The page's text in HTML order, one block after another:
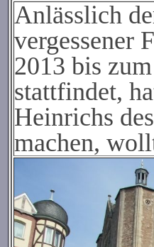
Anlässlich
vergessener
2013 bis
stattfindet,
Heinrichs
machen,